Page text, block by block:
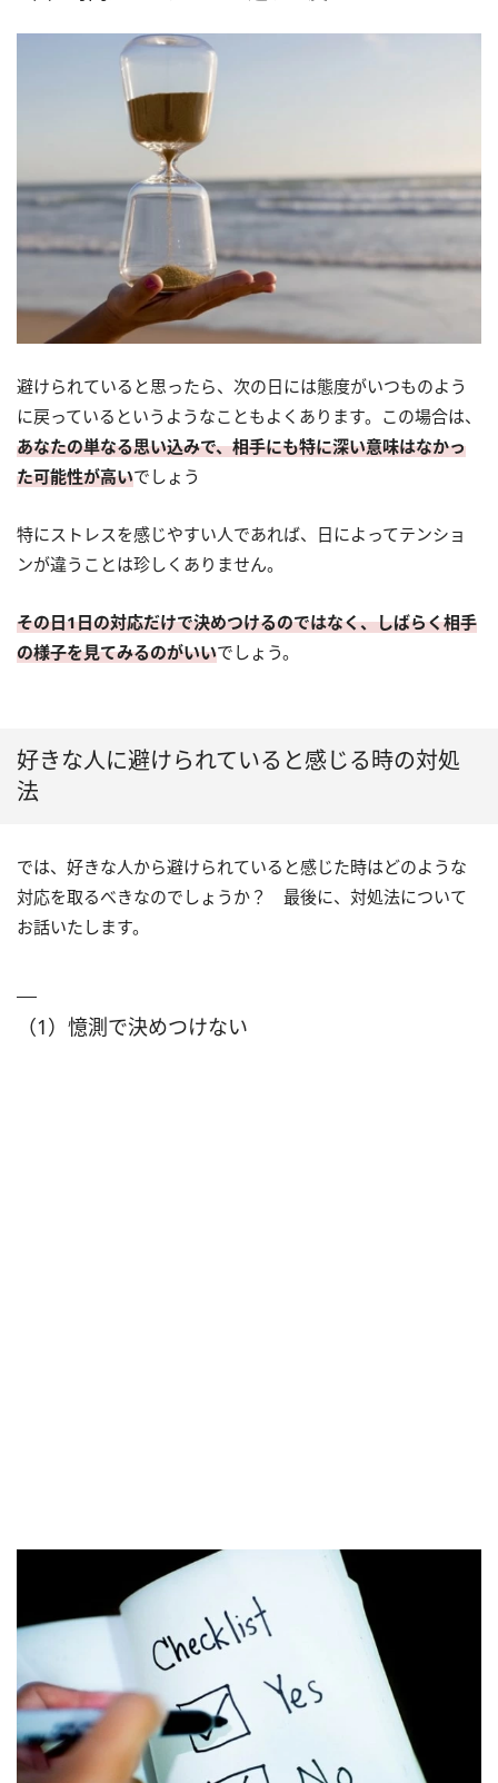
避けられていると思ったら、次の日には態度がいつものよう
に戻っているというようなこともよくあります。この場合は、
あなたの単なる思い込みで、相手にも特に深い意味はなかっ
た可能性が高いでしょう
特にストレスを感じやすい人であれば、日によってテンショ
ンが違うことは珍しくありません。
その日1日の対応だけで決めつけるのではなく、しばらく相手
の様子を見てみるのがいいでしょう。
好きな人に避けられていると感じる時の対処
法
では、好きな人から避けられていると感じた時はどのような
対応を取るべきなのでしょうか？ 最後に、対処法について
お話いたします。
（1）憶測で決めつけない